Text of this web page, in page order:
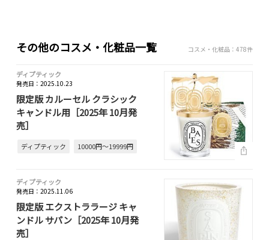
その他のコスメ・化粧品一覧 コスメ・化粧品：478件
ディプティック
発売日：2025.10.23
限定版 カルーセル クラシック
キャンドル用［2025年 10月発
売］
ディプティック 10000円～19999円
ディプティック
発売日：2025.11.06
限定版 エクストララージ キャ
ンドル サパン［2025年 10月発
売］